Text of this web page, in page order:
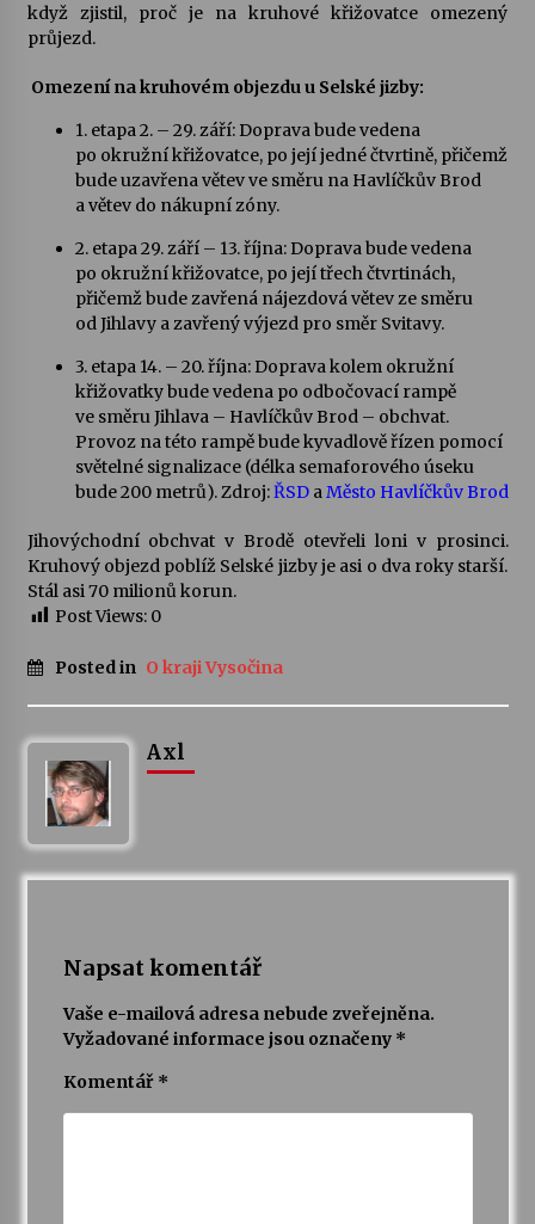
když zjistil, proč je na kruhové křižovatce omezený
průjezd.
Omezení na kruhovém objezdu u Selské jizby:
1. etapa 2. – 29. září: Doprava bude vedena
po okružní křižovatce, po její jedné čtvrtině, přičemž
bude uzavřena větev ve směru na Havlíčkův Brod
a větev do nákupní zóny.
2. etapa 29. září – 13. října: Doprava bude vedena
po okružní křižovatce, po její třech čtvrtinách,
přičemž bude zavřená nájezdová větev ze směru
od Jihlavy a zavřený výjezd pro směr Svitavy.
3. etapa 14. – 20. října: Doprava kolem okružní
křižovatky bude vedena po odbočovací rampě
ve směru Jihlava – Havlíčkův Brod – obchvat.
Provoz na této rampě bude kyvadlově řízen pomocí
světelné signalizace (délka semaforového úseku
bude 200 metrů). Zdroj:ŘSDaMěsto Havlíčkův Brod
Jihovýchodní obchvat v Brodě otevřeli loni v prosinci.
Kruhový objezd poblíž Selské jizby je asi o dva roky starší.
Stál asi 70 milionů korun.
Post Views: 0
Posted in O kraji Vysočina
Axl
Napsat komentář
Vaše e-mailová adresa nebude zveřejněna.
Vyžadované informace jsou označeny *
Komentář *